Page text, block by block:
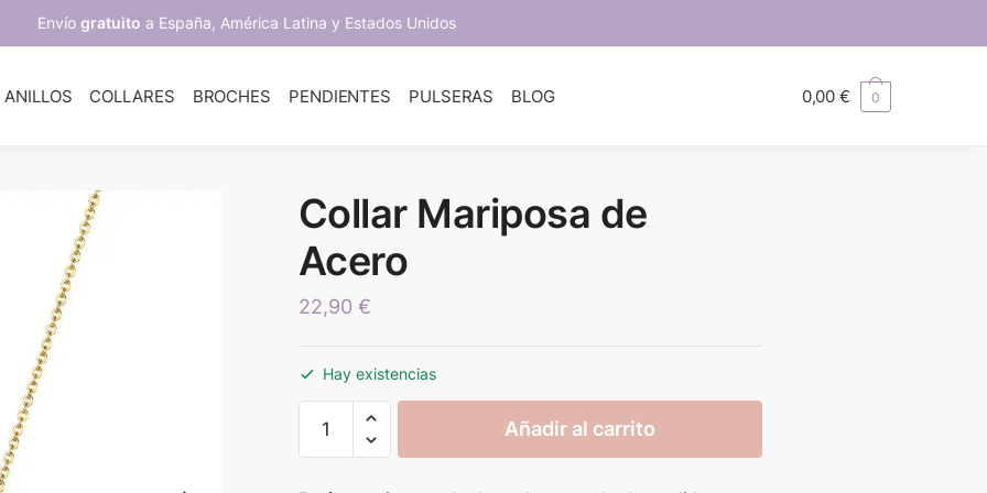
Envío gratuito a España, América Latina y Estados Unidos
ANILLOS COLLARES BROCHES PENDIENTES PULSERAS BLOG 0,00€ 0
Collar Mariposa de
Acero
22,90 €
Hay existencias
Mariposa
Añadir al carrito